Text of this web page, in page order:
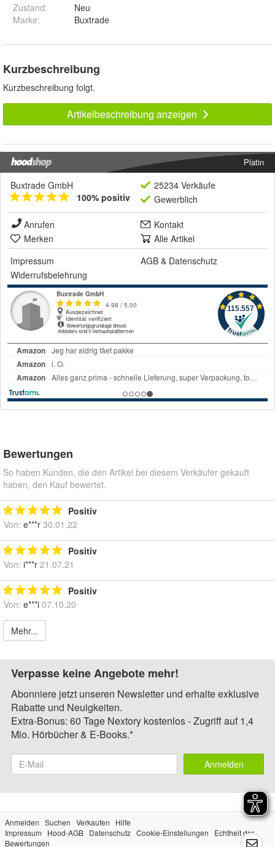
Zustand:
Neu
Marke:
Buxtrade
Kurzbeschreibung
Kurzbeschreibung folgt.
Artikelbeschreibung anzeigen
Platin
Buxtrade GmbH
100% positiv
25234 Verkäufe
Gewerblich
Anrufen
Kontakt
Merken
Alle Artikel
Impressum
AGB & Datenschutz
Widerrufsbelehrung
Bewertungen
So haben Kunden, die den Artikel bei diesem Verkäufer gekauft
haben, den Kauf bewertet.
Positiv
Von: e***r 30.01.22
Positiv
Von: i***r 21.07.21
Positiv
Von: e***i 07.10.20
Mehr...
Verpasse keine Angebote mehr!
Abonniere jetzt unseren Newsletter und erhalte exklusive
Rabatte und Neuigkeiten.
Extra-Bonus: 60 Tage Nextory kostenlos - Zugriff auf 1,4
Mio. Hörbücher & E-Books.*
Anmelden
Anmelden Suchen Verkaufen
Hilfe
Impressum
Hood-AGB Datenschutz Cookie-Einstellungen
Echtheit der
Bewertungen